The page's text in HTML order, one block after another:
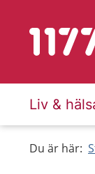
Till
Liv &
Du är här: